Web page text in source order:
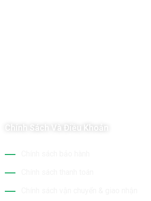
Chính Sách Và Điều Khoản